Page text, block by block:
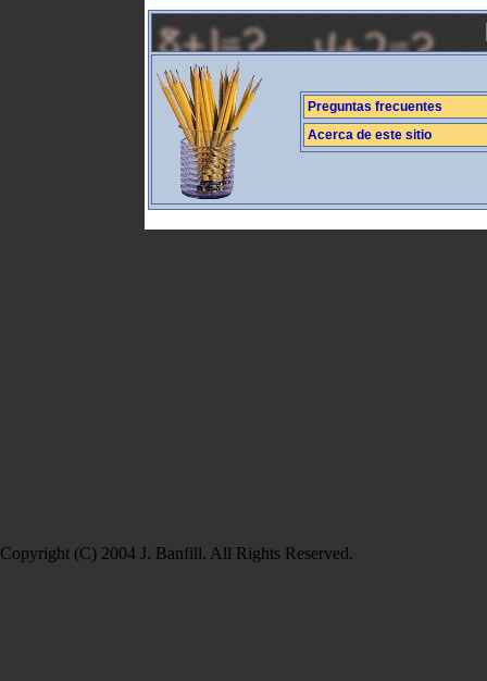
Preguntas frecuentes
Acerca de este sitio
Copyright (C) 2004 J. Banfill. All Rights Reserved.